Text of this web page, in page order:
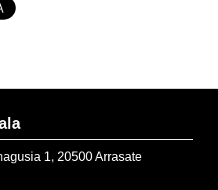
1, 20500 Arrasate